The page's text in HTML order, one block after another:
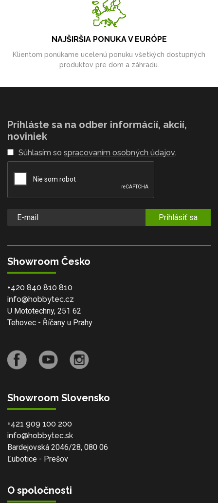
NAJŠIRŠIA PONUKA V EURÓPE
Klientom ponúkame ucelenú ponuku všetkých dostupných
produktov pre dom a záhradu.
Prihláste sa na odber informácií, akcií,
noviniek
Súhlasím so spracovaním osobných údajov.
Prihlásiť sa
Showroom Česko
+420 840 810 810
info@hobbytec.cz
U Mototechny, 251 62
Tehovec - Říčany u Prahy
Showroom Slovensko
+421 909 100 200
info@hobbytec.sk
Bardejovská 2046/28, 080 06
Ľubotice - Prešov
O spoločnosti